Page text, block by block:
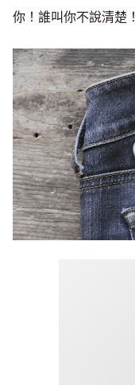
你！誰叫你不說清楚！